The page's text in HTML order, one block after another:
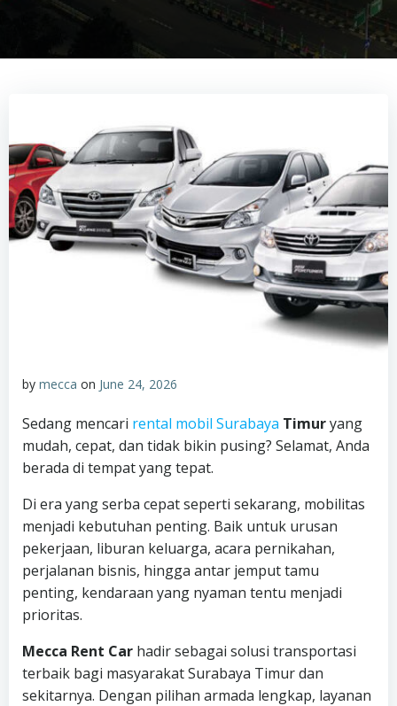
by mecca on June 24, 2026
Sedang mencari rental mobil Surabaya Timuryang
mudah, cepat, dan tidak bikin pusing? Selamat, Anda
berada di tempat yang tepat.
Di era yang serba cepat seperti sekarang, mobilitas
menjadi kebutuhan penting. Baik untuk urusan
pekerjaan, liburan keluarga, acara pernikahan,
perjalanan bisnis, hingga antar jemput tamu
penting, kendaraan yang nyaman tentu menjadi
prioritas.
Mecca Rent Car hadir sebagai solusi transportasi
terbaik bagi masyarakat Surabaya Timur dan
sekitarnya. Dengan pilihan armada lengkap, layanan